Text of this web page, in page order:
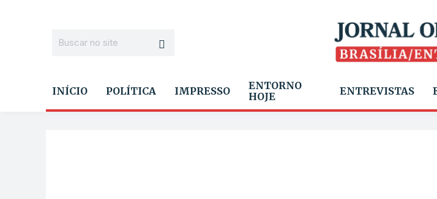
INÍCIO POLÍTICA IMPRESSO
ENTORNO
HOJE
ENTREVISTAS